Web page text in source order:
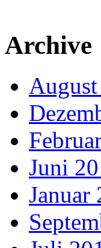
Archive
Juni
Januar